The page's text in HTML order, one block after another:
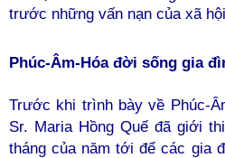
trước những vấn nạn của xã
Phúc-Âm-Hóa đời sống gia
Trước khi trình bày về Phúc-
Sr. Maria Hồng Quế đã giới
tháng của năm tới để các gia